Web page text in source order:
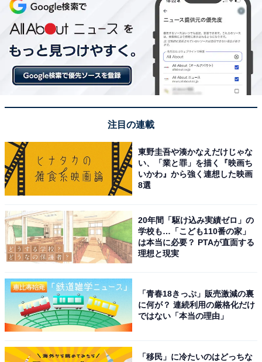
楽天トラベルの「宿クーポン」とは？
楽天トラベルでは、各宿泊施設がオリジナルで発行する
「宿クーポン」を使ってお得に宿泊施設を予約できま
す。掘り出し物もあるかもしれません。割引額や配布枚
数は宿泊施設によって異なるので、お得なクーポンをぜ
ひ探してみてください。
楽天トラベルで宿クーポンを探す
※掲載されている情報は記事公開時のものです。あらか
じめご了承ください。 また、記事中の宿泊プランを予約
すると、売上の一部がオールアバウトに還元されること
注目の連載
東野圭吾や湊かなえだけじゃな
い、「業と罪」を描く『映画ち
いかわ』から強く連想した映画
8選
20年間「駆け込み実績ゼロ」の
学校も…「こども110番の家」
は本当に必要？ PTAが直面する
理想と現実
「青春18きっぷ」販売激減の裏
に何が？ 連続利用の厳格化だけ
ではない「本当の理由」
「移民」に冷たいのはどっちな